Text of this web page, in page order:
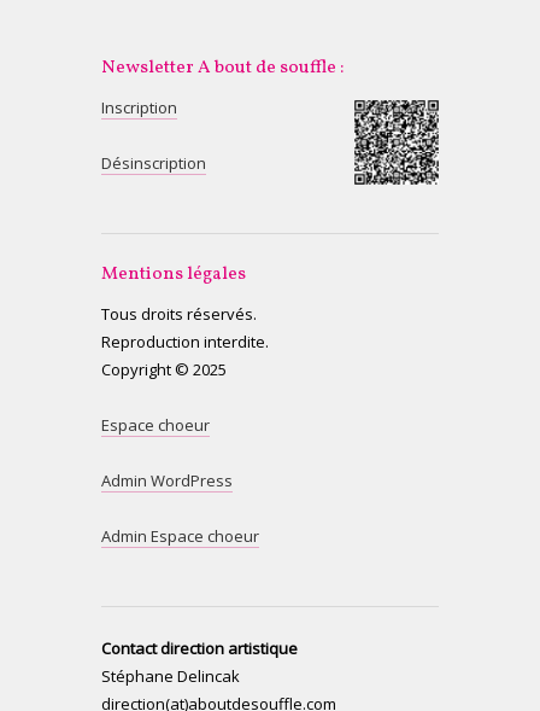
Newsletter A bout de souffle :
Inscription
Désinscription
Mentions légales
Tous droits réservés.
Reproduction interdite.
Copyright © 2025
Espace choeur
Admin WordPress
Admin Espace choeur
Contact direction artistique
Stéphane Delincak
direction(at)aboutdesouffle.com